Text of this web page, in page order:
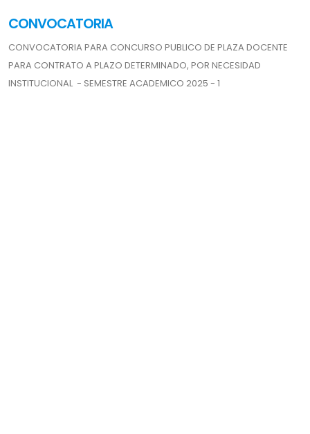
CONVOCATORIA
CONVOCATORIA PARA CONCURSO PUBLICO DE PLAZA DOCENTE
PARA CONTRATO A PLAZO DETERMINADO, POR NECESIDAD
INSTITUCIONAL - SEMESTRE ACADEMICO 2025 - 1